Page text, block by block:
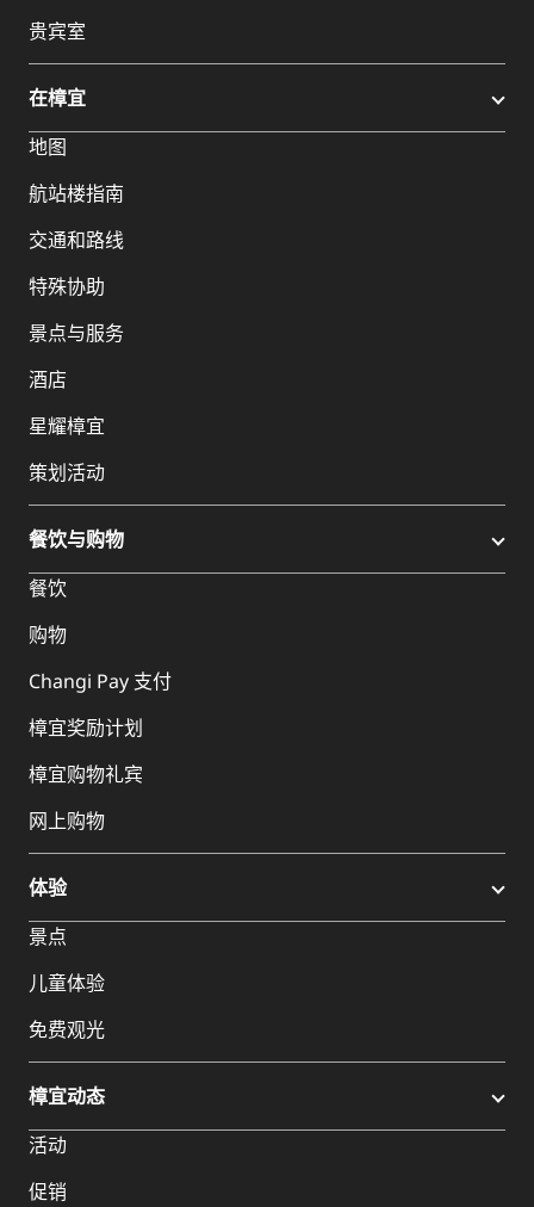
贵宾室
在樟宜
地图
航站楼指南
交通和路线
特殊协助
景点与服务
酒店
星耀樟宜
策划活动
餐饮与购物
餐饮
购物
Changi Pay 支付
樟宜奖励计划
樟宜购物礼宾
网上购物
体验
景点
儿童体验
免费观光
樟宜动态
活动
促销